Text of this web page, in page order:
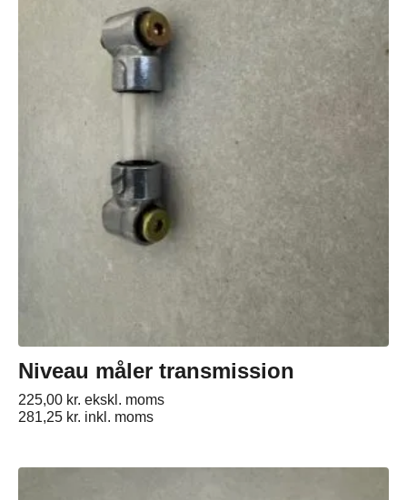
Niveau måler transmission
225,00 kr. ekskl. moms
281,25 kr. inkl. moms